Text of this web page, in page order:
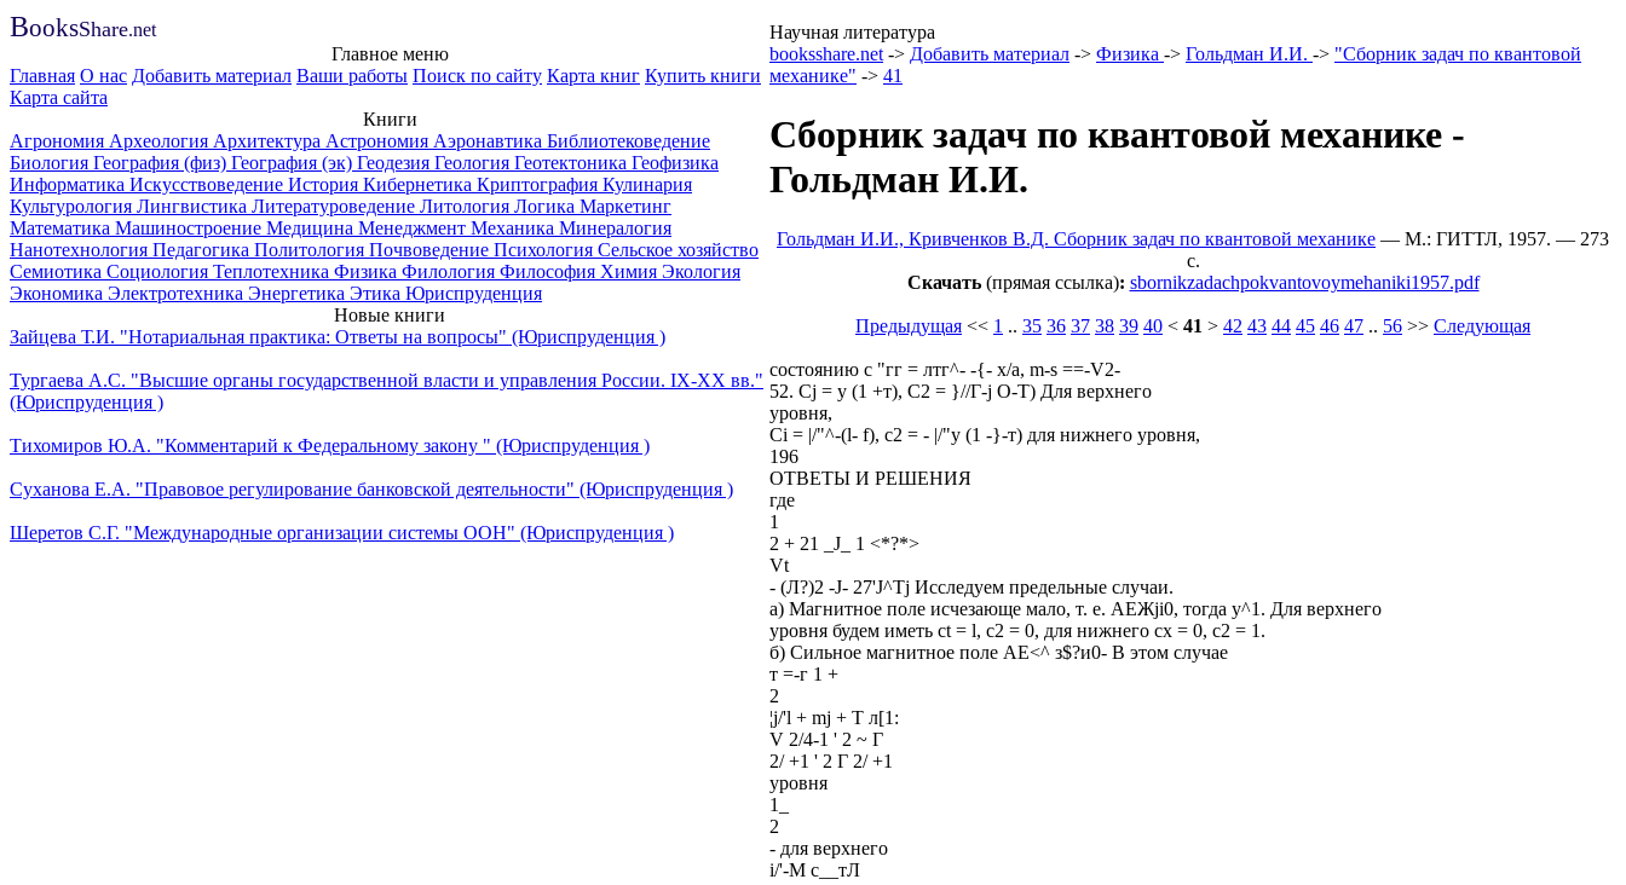
BooksShare.net
Научная литература
Главное меню
Главная О нас Добавить материал Ваши работы Поиск по сайту Карта книг Купить книги
Карта сайта
Книги
Агрономия Археология Архитектура Астрономия Аэронавтика Библиотековедение
Биология География (физ) География (эк) Геодезия Геология Геотектоника Геофизика
Информатика Искусствоведение История Кибернетика Криптография Кулинария
Культурология Лингвистика Литературоведение Литология Логика Маркетинг
Математика Машиностроение Медицина Менеджмент Механика Минералогия
Нанотехнология Педагогика Политология Почвоведение Психология Сельское хозяйство
Семиотика Социология Теплотехника Физика Филология Философия Химия Экология
Экономика Электротехника Энергетика Этика Юриспруденция
Новые книги
Зайцева Т.И. "Нотариальная практика: Ответы на вопросы" (Юриспруденция )
Тургаева А.С. "Высшие органы государственной власти и управления России. IХ-ХХ вв."
(Юриспруденция )
Тихомиров Ю.А. "Комментарий к Федеральному закону " (Юриспруденция )
Суханова Е.А. "Правовое регулирование банковской деятельности" (Юриспруденция )
Шеретов С.Г. "Международные организации системы ООН" (Юриспруденция )
booksshare.net -> Добавить материал -> Физика -> Гольдман И.И. -> "Сборник задач по квантовой
механике" -> 41
Сборник задач по квантовой механике -
Гольдман И.И.
Гольдман И.И., Кривченков В.Д. Сборник задач по квантовой механике — М.: ГИТТЛ, 1957. — 273
c.
Скачать(прямая ссылка): sbornikzadachpokvantovoymehaniki1957.pdf
Предыдущая << 1 .. 35 36 37 38 39 40 < 41 > 42 43 44 45 46 47 .. 56 >> Следующая
состоянию с "гг = лтг^- -{- х/а, m-s ==-V2-
52. Cj = y (1 +т), С2 = }//Г-j О-Т) Для верхнего
уровня,
Ci = |/"^-(l- f), с2 = - |/"у (1 -}-т) для нижнего уровня,
196
ОТВЕТЫ И РЕШЕНИЯ
где
1
2 + 21 _J_ 1 <*?*>
Vt
- (Л?)2 -J- 27'J^Tj Исследуем предельные случаи.
а) Магнитное поле исчезающе мало, т. е. АЕЖji0, тогда у^1. Для верхнего
уровня будем иметь ct = l, с2 = 0, для нижнего сх = 0, с2 = 1.
б) Сильное магнитное поле АЕ<^ з$?и0- В этом случае
т =-г 1 +
2
¦j/'l + mj + T л[1:
V 2/4-1 ' 2 ~ Г
2/ +1 ' 2 Г 2/ +1
уровня
1_
2
- для верхнего
i/'-M с__тЛ